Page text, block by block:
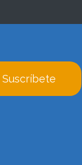
Suscríbete